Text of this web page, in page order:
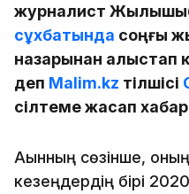
журналист
сұхбатында соңғы
назарынан алыстап
деп Malim.kz тілшісі
сілтеме жасап
Ақынның сөзінше,
кезеңдердің бірі